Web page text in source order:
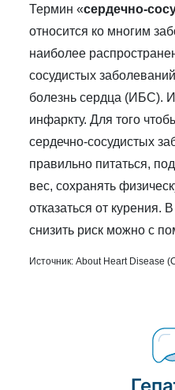
Термин «сердечно-
относится ко многим
наиболее
сосудистых
болезнь сердца (ИБС).
инфаркту. Для того
сердечно-сосудистых
правильно питаться,
вес, сохранять
отказаться от курения.
снизить риск можно с
Источник:About Heart Disease